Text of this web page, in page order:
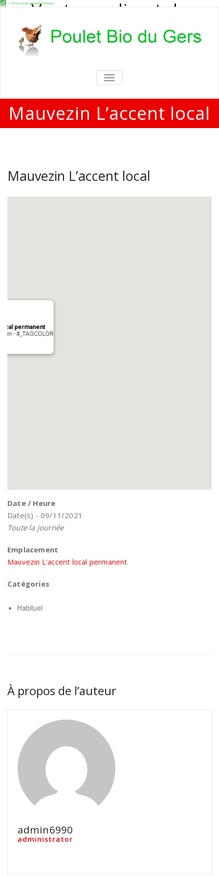
Vente en direct de
poulets bio
Vente en direct de poulets bio aux
particuliers et professionnels
TOGGLE
NAVIGATION
Mauvezin L’accent local
Mauvezin L’accent local
permanent
- #_TAGCOLOR
Date / Heure
Date(s) - 09/11/2021
Toute la journée
Emplacement
Mauvezin L'accent local permanent
Catégories
Habituel
À propos de l’auteur
admin6990
administrator